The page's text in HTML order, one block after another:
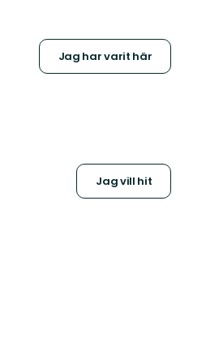
Jag har varit här
Jag vill hit